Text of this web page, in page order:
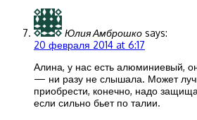
Юлия Амброшко says:
20 февраля 2014 at 6:17
Алина, у нас есть алюминиевый,
— ни разу не слышала. Может
приобрести, конечно, надо
если сильно бьет по талии.